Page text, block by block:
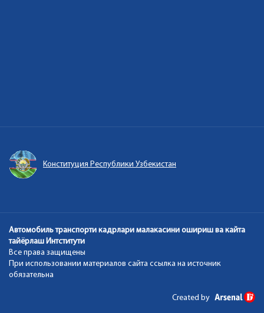
Конституция Республики Узбекистан
Автомобиль транспорти кадрлари малакасини ошириш ва кайта
тайёрлаш Интститути
Все права защищены
При использовании материалов сайта ссылка на источник
обязательна
Created by